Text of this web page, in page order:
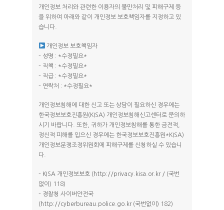
개인정보 처리와 관련한 이용자의 불만처리 및 피해구제 등
을 위하여 아래와 같이 개인정보 보호책임자를 지정하고 있
습니다.
개인정보 보호책임자
– 성명 : *수정필요*
– 직책 : *수정필요*
– 직급 : *수정필요*
– 연락처 : *수정필요*
개인정보침해에 대한 신고 또는 상담이 필요하신 경우에는
한국정보보호진흥원(KISA) 개인정보침해신고센터로 문의하
시기 바랍니다. 또한, 귀하가 개인정보침해를 통한 금전적,
정신적 피해를 입으신 경우에는 한국정보보호진흥원*KISA)
개인정보분쟁조정위원회에 피해구제를 신청하실 수 있습니
다.
– KISA 개인정보보호 (http://privacy.kisa.or.kr / (국번
없이) 118)
– 경찰청 사이버안전국
(http://cyberbureau.police.go.kr (국번없이) 182)